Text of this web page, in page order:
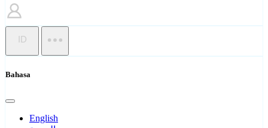
ID
Bahasa
English